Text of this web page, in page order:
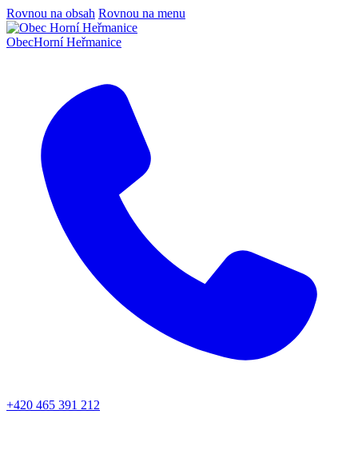
Rovnou na obsah Rovnou na menu
ObecHorní Heřmanice
+420 465 391 212